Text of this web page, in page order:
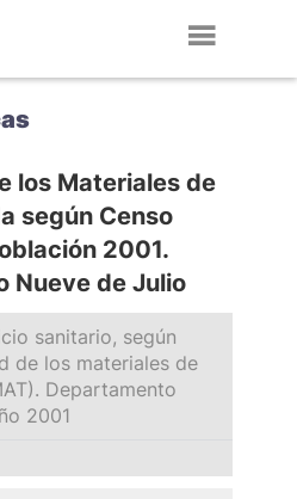
los Materiales de
según Censo
2001.
Nueve de Julio
sanitario, según
de los materiales de
Departamento
2001